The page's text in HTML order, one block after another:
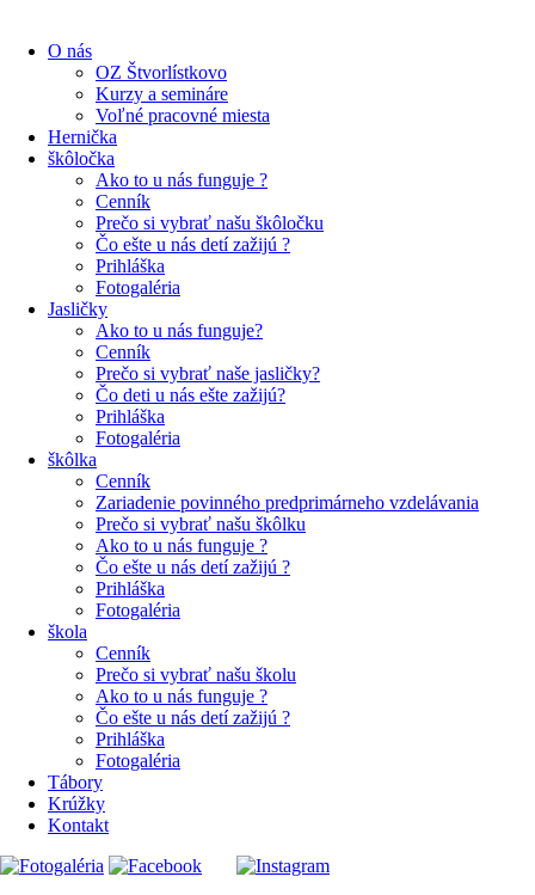
O nás
OZ Štvorlístkovo
Kurzy a semináre
Voľné pracovné miesta
Hernička
škôločka
Ako to u nás funguje ?
Cenník
Prečo si vybrať našu škôločku
Čo ešte u nás detí zažijú ?
Prihláška
Fotogaléria
Jasličky
Ako to u nás funguje?
Cenník
Prečo si vybrať naše jasličky?
Čo deti u nás ešte zažijú?
Prihláška
Fotogaléria
škôlka
Cenník
Zariadenie povinného predprimárneho vzdelávania
Prečo si vybrať našu škôlku
Ako to u nás funguje ?
Čo ešte u nás detí zažijú ?
Prihláška
Fotogaléria
škola
Cenník
Prečo si vybrať našu školu
Ako to u nás funguje ?
Čo ešte u nás detí zažijú ?
Prihláška
Fotogaléria
Tábory
Krúžky
Kontakt